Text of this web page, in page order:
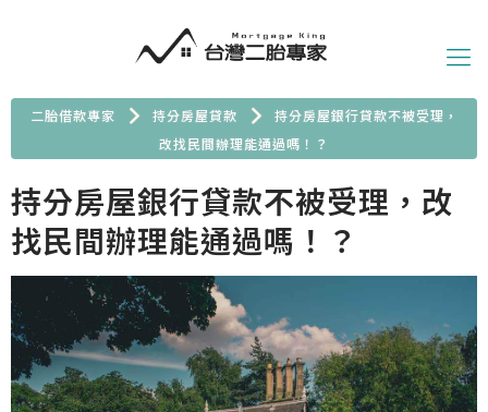
二胎借款專家 持分房屋貸款
持分房屋銀行貸款不被受理，
改找民間辦理能通過嗎！？
持分房屋銀行貸款不被受理，改
找民間辦理能通過嗎！？